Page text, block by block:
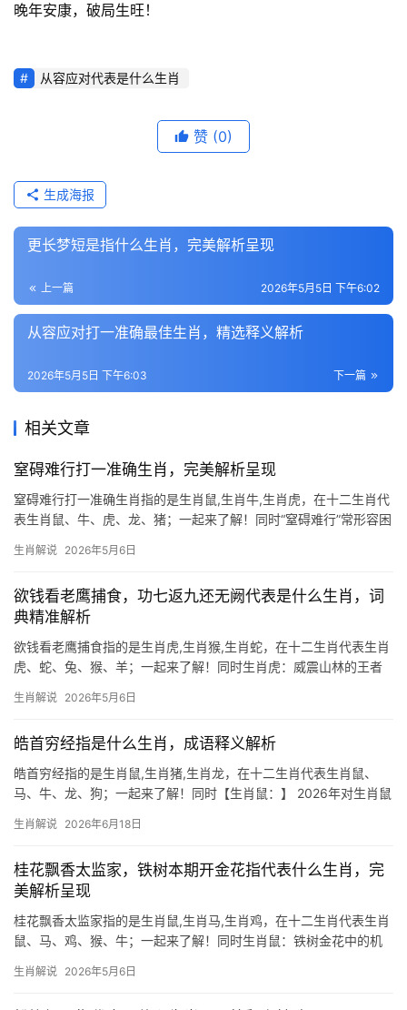
晚年安康，破局生旺！
从容应对代表是什么生肖
赞 (0)
生成海报
更长梦短是指什么生肖，完美解析呈现
上一篇 2026年5月5日 下午6:02
从容应对打一准确最佳生肖，精选释义解析
下一篇
2026年5月5日 下午6:03
相关文章
窒碍难行打一准确生肖，完美解析呈现
窒碍难行打一准确生肖指的是生肖鼠,生肖牛,生肖虎，在十二生肖代
表生肖鼠、牛、虎、龙、猪；一起来了解！同时“窒碍难行”常形容困
十二地支之首，象征智慧与应变力，其“掘地三尺”的韧性，能于绝处
生肖解说 2026年5月6日
欲钱看老鹰捕食，功七返九还无阙代表是什么生肖，词
典精准解析
欲钱看老鹰捕食指的是生肖虎,生肖猴,生肖蛇，在十二生肖代表生肖
虎、蛇、兔、猴、羊；一起来了解！同时生肖虎：威震山林的王者
喻强势进取，而“七返九还”指向循环往复的坚韧，结合“无阙”的圆满
生肖解说 2026年5月6日
皓首穷经指是什么生肖，成语释义解析
皓首穷经指的是生肖鼠,生肖猪,生肖龙，在十二生肖代表生肖鼠、
马、牛、龙、狗；一起来了解！同时【生肖鼠：】 2026年对生肖鼠
被抢或团队停滞，尤其29岁至51岁者需防领导责骂，然破财不止之
生肖解说 2026年6月18日
桂花飘香太监家，铁树本期开金花指代表什么生肖，完
美解析呈现
桂花飘香太监家指的是生肖鼠,生肖马,生肖鸡，在十二生肖代表生肖
鼠、马、鸡、猴、牛；一起来了解！同时生肖鼠：铁树金花中的机
铁树开花极为难得，而金花更象征突变之喜。生肖鼠因其聪慧机
生肖解说 2026年5月6日